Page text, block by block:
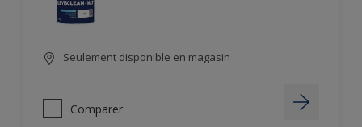
Seulement disponible en magasin
Comparer